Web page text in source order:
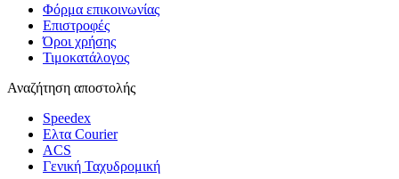
Φόρμα επικοινωνίας
Επιστροφές
Όροι χρήσης
Τιμοκατάλογος
Αναζήτηση αποστολής
Speedex
Ελτα Courier
ACS
Γενική Ταχυδρομική